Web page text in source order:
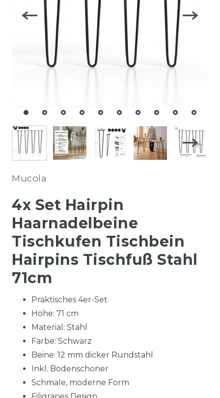
Mucola
4x Set Hairpin
Haarnadelbeine
Tischkufen Tischbein
Hairpins Tischfuß Stahl
71cm
Praktisches 4er-Set
Höhe: 71 cm
Material: Stahl
Farbe: Schwarz
Beine: 12 mm dicker Rundstahl
Inkl. Bodenschoner
Schmale, moderne Form